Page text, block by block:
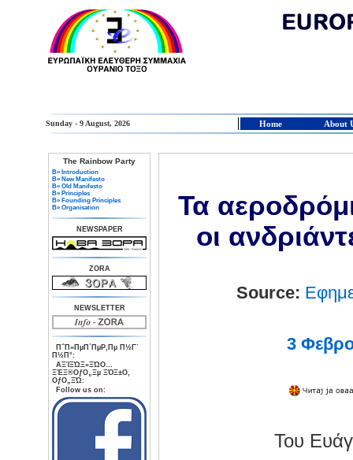
Sunday - 9 August, 2026 Home About
The Rainbow Party
Β» Introduction
Β» New Manifesto
Β» Old Manifesto
Β» Principles
Β» Founding Principles
Β» Organisation
NEWSPAPER
ZORA
NEWSLETTER
Π΅Π»ΠµΠ΄ΠµΡ‚Πµ Π½Γ¨
Π½Π°:
AΞΊΞΏΞ»ΞΏΟ…
ΞΈΞ®ΟƒΟ„Ξµ ΞΌΞ±Ο‚
ΟƒΟ„ΞΏ:
Follow us on:
Τα
οι
Source:
3
Του